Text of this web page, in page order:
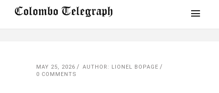
MAY 25, 2026
AUTHOR: LIONEL BOPAGE
0 COMMENTS